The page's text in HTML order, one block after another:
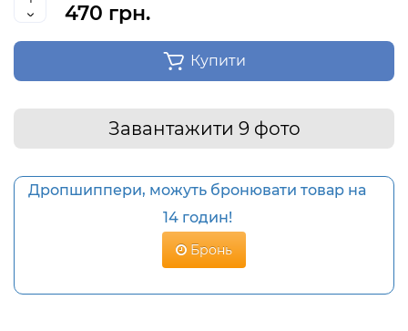
470 грн.
Купити
Завантажити 9 фото
Дропшиппери, можуть бронювати товар на
14 годин!
Бронь